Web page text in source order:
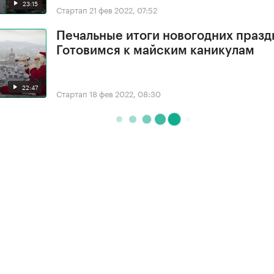
23:15 Стартап 21 фев 2022, 07:52
22:47
Печальные итоги новогодних
Готовимся к майским каникулам
Стартап 18 фев 2022, 08:30